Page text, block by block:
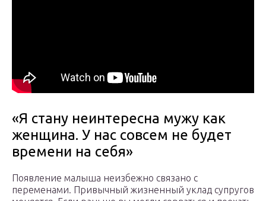
«Я стану неинтересна мужу как
женщина. У нас совсем не будет
времени на себя»
Появление малыша неизбежно связано с
переменами. Привычный жизненный уклад супругов